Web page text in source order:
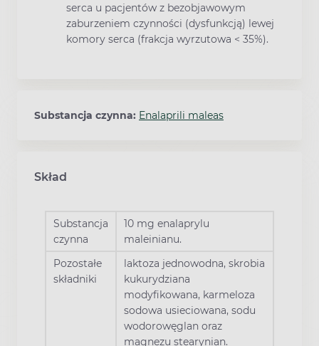
serca u pacjentów z bezobjawowym
zaburzeniem czynności (dysfunkcją) lewej
komory serca (frakcja wyrzutowa < 35%).
Substancja czynna: Enalaprili maleas
Skład
Substancja
czynna
10 mg enalaprylu
maleinianu.
Pozostałe
składniki
laktoza jednowodna, skrobia
kukurydziana
modyfikowana, karmeloza
sodowa usieciowana, sodu
wodorowęglan oraz
magnezu stearynian.